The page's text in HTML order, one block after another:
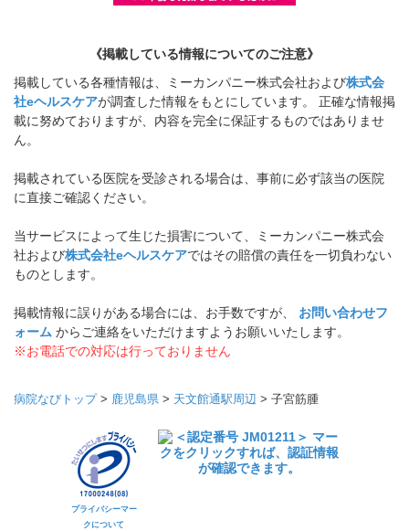
《掲載している情報についてのご注意》
掲載している各種情報は、ミーカンパニー株式会社および株式会
社eヘルスケアが調査した情報をもとにしています。 正確な情報掲
載に努めておりますが、内容を完全に保証するものではありませ
ん。
掲載されている医院を受診される場合は、事前に必ず該当の医院
に直接ご確認ください。
当サービスによって生じた損害について、ミーカンパニー株式会
社および株式会社eヘルスケアではその賠償の責任を一切負わない
ものとします。
掲載情報に誤りがある場合には、お手数ですが、 お問い合わせフ
ォーム からご連絡をいただけますようお願いいたします。
※お電話での対応は行っておりません
病院なびトップ> 鹿児島県 > 天文館通駅周辺 > 子宮筋腫
プライバシーマー
クについて